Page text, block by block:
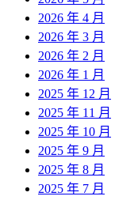
2026 年 4 月
2026 年 3 月
2026 年 2 月
2026 年 1 月
2025 年 12 月
2025 年 11 月
2025 年 10 月
2025 年 9 月
2025 年 8 月
2025 年 7 月